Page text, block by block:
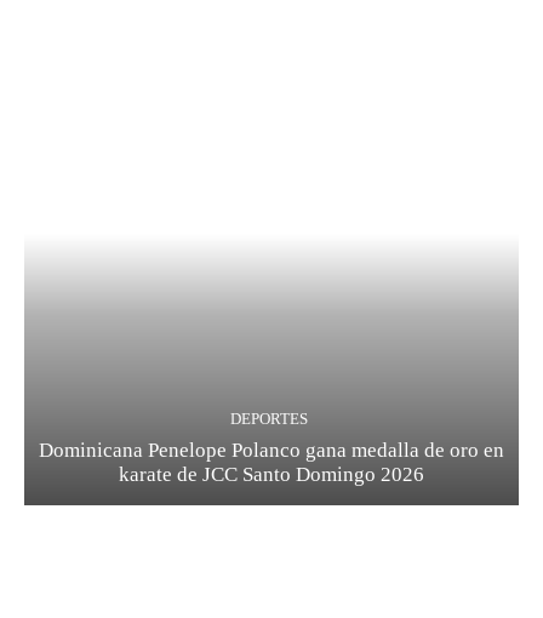
DEPORTES
Dominicana Penelope Polanco gana medalla de oro en
karate de JCC Santo Domingo 2026